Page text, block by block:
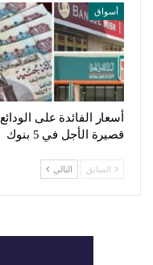
أسواق
أسعار الفائدة على الودائع
قصيرة الأجل في 5 بنوك
السابق التالي